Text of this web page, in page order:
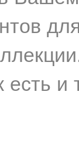
есть и